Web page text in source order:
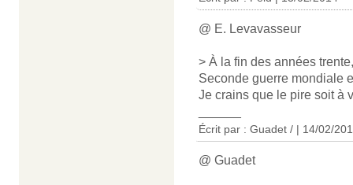
@ E. Levavasseur
> À la fin des années
Seconde guerre mondiale
Je crains que le pire soit à
Écrit par : Guadet / | 14/02/
@ Guadet